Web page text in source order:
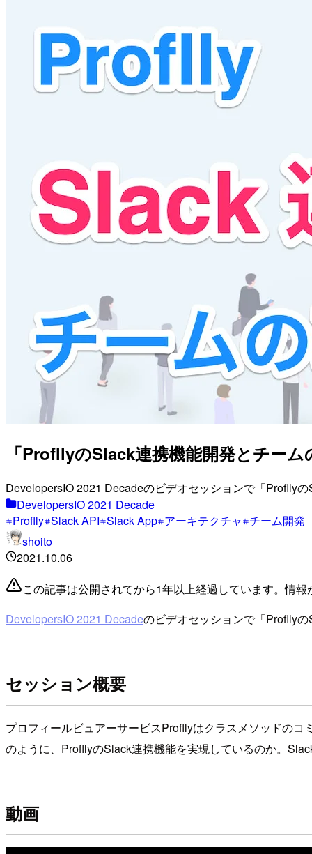
「ProfllyのSlack連携機能開発とチー
DevelopersIO 2021 Decadeのビデオセッションで「Proflly
DevelopersIO 2021 Decade
Proflly Slack API Slack App アーキテクチャ チーム開発
shoito
2021.10.06
この記事は公開されてから1年以上経過しています。情
DevelopersIO 2021 Decadeのビデオセッションで「Proflly
セッション概要
プロフィールビュアーサービスProfllyはクラスメソッドの
のように、ProfllyのSlack連携機能を実現しているのか。
動画